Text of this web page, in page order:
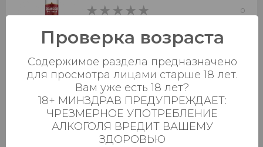
0
Добавить в корзину
Водка "Старая Казань Серебряная
Люкс" 0,1л. 40%
110.99 ₽
Проверка возраста
Содержимое раздела предназначено
для просмотра лицами старше 18 лет.
Вам уже есть 18 лет?
18+ МИНЗДРАВ ПРЕДУПРЕЖДАЕТ:
ЧРЕЗМЕРНОЕ УПОТРЕБЛЕНИЕ
АЛКОГОЛЯ ВРЕДИТ ВАШЕМУ
ЗДОРОВЬЮ